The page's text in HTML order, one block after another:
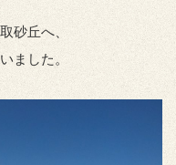
砂丘へ、
ました。